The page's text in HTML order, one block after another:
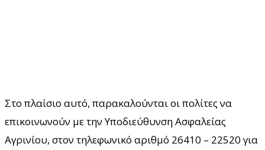
Στο πλαίσιο αυτό, παρακαλούνται οι πολίτες να
επικοινωνούν με την Υποδιεύθυνση Ασφαλείας
Αγρινίου, στον τηλεφωνικό αριθμό 26410 – 22520 για